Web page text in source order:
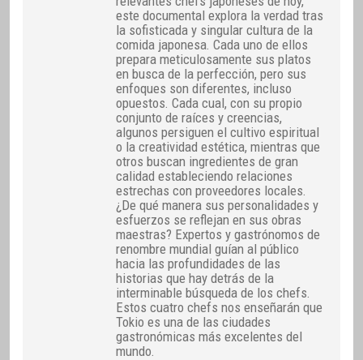
este documental explora la verdad tras
la sofisticada y singular cultura de la
comida japonesa. Cada uno de ellos
prepara meticulosamente sus platos
en busca de la perfección, pero sus
enfoques son diferentes, incluso
opuestos. Cada cual, con su propio
conjunto de raíces y creencias,
algunos persiguen el cultivo espiritual
o la creatividad estética, mientras que
otros buscan ingredientes de gran
calidad estableciendo relaciones
estrechas con proveedores locales.
¿De qué manera sus personalidades y
esfuerzos se reflejan en sus obras
maestras? Expertos y gastrónomos de
renombre mundial guían al público
hacia las profundidades de las
historias que hay detrás de la
interminable búsqueda de los chefs.
Estos cuatro chefs nos enseñarán que
Tokio es una de las ciudades
gastronómicas más excelentes del
mundo.